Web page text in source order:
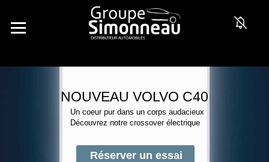
Un coeur pur dans un corps audacieux
Découvrez notre crossover électrique
NOUVEAU VOLVO C40
Réserver un essai